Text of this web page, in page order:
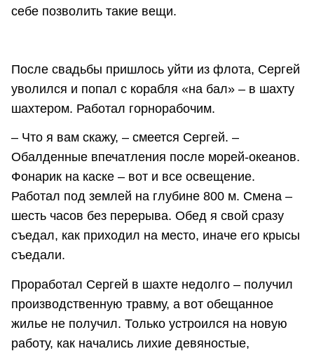
себе позволить такие вещи.
После свадьбы пришлось уйти из флота, Сергей
уволился и попал с корабля «на бал» – в шахту
шахтером. Работал горнорабочим.
– Что я вам скажу, – смеется Сергей. –
Обалденные впечатления после морей-океанов.
Фонарик на каске – вот и все освещение.
Работал под землей на глубине 800 м. Смена –
шесть часов без перерыва. Обед я свой сразу
съедал, как приходил на место, иначе его крысы
съедали.
Проработал Сергей в шахте недолго – получил
производственную травму, а вот обещанное
жилье не получил. Только устроился на новую
работу, как начались лихие девяностые,